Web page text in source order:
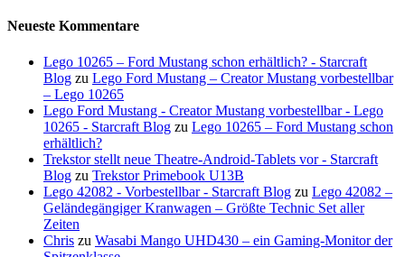
Neueste Kommentare
Lego 10265 – Ford Mustang schon erhältlich? - Starcraft
Blog zu Lego Ford Mustang – Creator Mustang vorbestellbar
– Lego 10265
Lego Ford Mustang - Creator Mustang vorbestellbar - Lego
10265 - Starcraft Blog zu Lego 10265 – Ford Mustang schon
erhältlich?
Trekstor stellt neue Theatre-Android-Tablets vor - Starcraft
Blog zu Trekstor Primebook U13B
Lego 42082 - Vorbestellbar - Starcraft Blog zu Lego 42082 –
Geländegängiger Kranwagen – Größte Technic Set aller
Zeiten
Chris zu Wasabi Mango UHD430 – ein Gaming-Monitor der